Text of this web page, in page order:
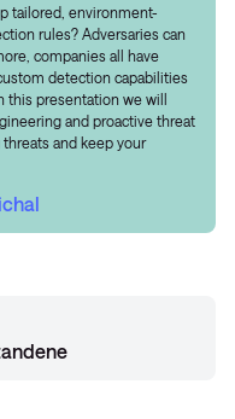
tailored, environment-
rules? Adversaries can
companies all have
detection capabilities
presentation we will
and proactive threat
and keep your